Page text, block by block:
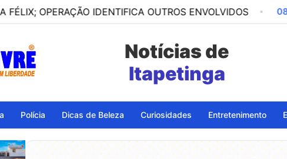
IDENTIFICA OUTROS ENVOLVIDOS 08:53
Notícias de
Itapetinga
Polícia Dicas de Beleza Curiosidades Entretenimento